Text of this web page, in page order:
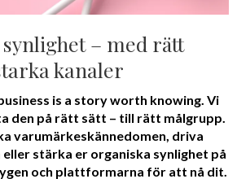
– med rätt
kanaler
is a story worth knowing. Vi
den på rätt sätt – till rätt målgrupp.
varumärkeskännedomen, driva
stärka er organiska synlighet på
och plattformarna för att nå dit.